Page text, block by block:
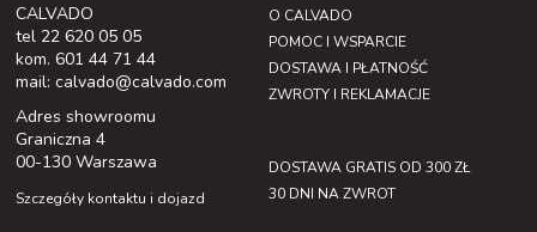
CALVADO
tel 22 620 05 05
kom. 601 44 71 44
mail: calvado@calvado.com
Adres showroomu
Graniczna 4
00-130 Warszawa
Szczegóły kontaktu i dojazd
O CALVADO
POMOC I WSPARCIE
DOSTAWA I PŁATNOŚĆ
ZWROTY I REKLAMACJE
DOSTAWA GRATIS OD 300 ZŁ
30 DNI NA ZWROT